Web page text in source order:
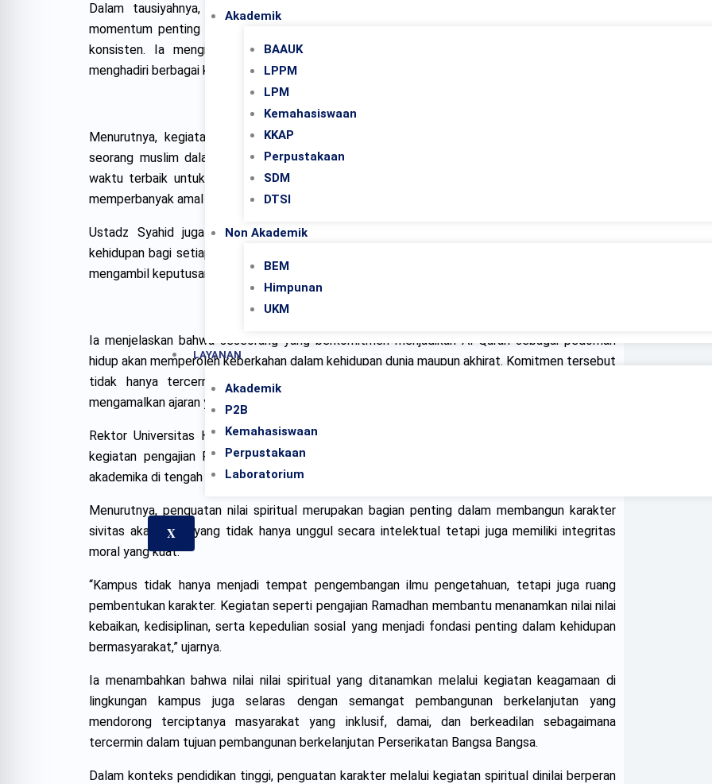
Akademik
BAAUK
LPPM
LPM
Kemahasiswaan
KKAP
Perpustakaan
SDM
DTSI
Non Akademik
BEM
Himpunan
UKM
LAYANAN
Akademik
P2B
Kemahasiswaan
Perpustakaan
Laboratorium
X
Dalam tausiyahnya, Ustadz M. Syahid Asgar menekankan bahwa Ramadhan merupakan
momentum penting untuk memperkuat hubungan manusia dengan Allah melalui ibadah yang
konsisten. Ia mengingatkan agar umat tidak lalai menjalankan ibadah karena kesibukan
menghadiri berbagai kegiatan sosial selama bulan Ramadhan.
Menurutnya, kegiatan seperti buka bersama seharusnya tidak menggeser prioritas utama
seorang muslim dalam menjalankan ibadah. Ia menjelaskan bahwa Ramadhan justru menjadi
waktu terbaik untuk meningkatkan kualitas spiritual melalui shalat, membaca Al Quran, dan
memperbanyak amal kebaikan.
Ustadz Syahid juga menegaskan bahwa Al Quran memiliki peran penting sebagai filter
kehidupan bagi setiap muslim. Nilai nilai yang terkandung di dalamnya menjadi pedoman dalam
mengambil keputusan dan membentuk karakter pribadi yang lebih baik.
Ia menjelaskan bahwa seseorang yang berkomitmen menjadikan Al Quran sebagai pedoman
hidup akan memperoleh keberkahan dalam kehidupan dunia maupun akhirat. Komitmen tersebut
tidak hanya tercermin dalam membaca Al Quran, tetapi juga dalam memahami serta
mengamalkan ajaran yang terkandung di dalamnya dalam kehidupan sehari hari.
Rektor Universitas Harapan Bangsa, Assoc. Prof. Dr. Yuris Tri Naili, S.H., KN., M.H., menilai
kegiatan pengajian Ramadhan ini menjadi ruang refleksi spiritual yang penting bagi sivitas
akademika di tengah dinamika aktivitas akademik.
Menurutnya, penguatan nilai spiritual merupakan bagian penting dalam membangun karakter
sivitas akademika yang tidak hanya unggul secara intelektual tetapi juga memiliki integritas
moral yang kuat.
“Kampus tidak hanya menjadi tempat pengembangan ilmu pengetahuan, tetapi juga ruang
pembentukan karakter. Kegiatan seperti pengajian Ramadhan membantu menanamkan nilai nilai
kebaikan, kedisiplinan, serta kepedulian sosial yang menjadi fondasi penting dalam kehidupan
bermasyarakat,” ujarnya.
Ia menambahkan bahwa nilai nilai spiritual yang ditanamkan melalui kegiatan keagamaan di
lingkungan kampus juga selaras dengan semangat pembangunan berkelanjutan yang
mendorong terciptanya masyarakat yang inklusif, damai, dan berkeadilan sebagaimana
tercermin dalam tujuan pembangunan berkelanjutan Perserikatan Bangsa Bangsa.
Dalam konteks pendidikan tinggi, penguatan karakter melalui kegiatan spiritual dinilai berperan